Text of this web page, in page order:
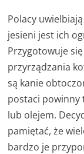
Polacy
jesieni jest ich
Przygotowuje
przyrządzania
są kanie
postaci powinny
lub olejem.
pamiętać, że
bardzo je